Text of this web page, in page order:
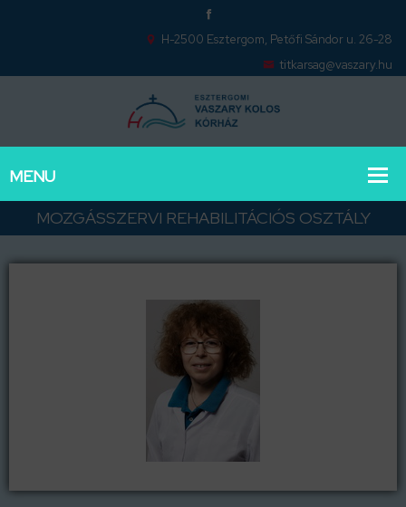
H-2500 Esztergom, Petőfi Sándor u. 26-28
titkarsag@vaszary.hu
MOZGÁSSZERVI REHABILITÁCIÓS OSZTÁLY